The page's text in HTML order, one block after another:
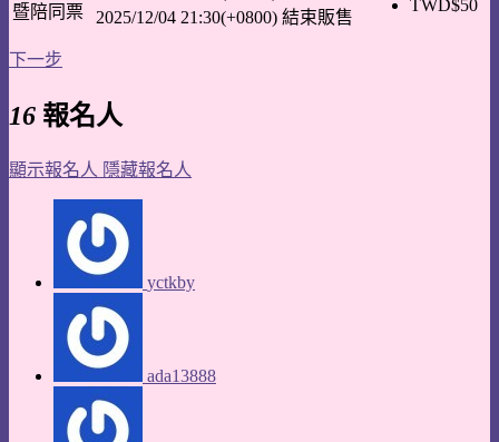
暨陪同票
2025/12/04 21:30(+0800) 結束販售
TWD$50
下一步
16 報名人
顯示報名人 隱藏報名人
yctkby
ada13888